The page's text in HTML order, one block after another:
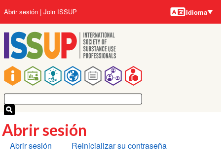
al
contenido
principal
Main
navigation
User
account
menu
Abrir sesión Join ISSUP Idiomas
Idioma
Abrir sesión
Solapas
Abrir sesión Reinicializar su contraseña